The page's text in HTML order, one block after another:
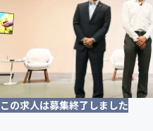
この求人は募集終了しました